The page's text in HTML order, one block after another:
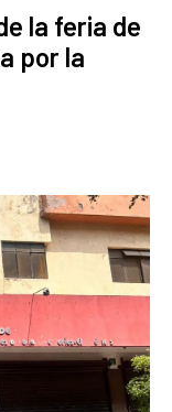
la feria de
por la